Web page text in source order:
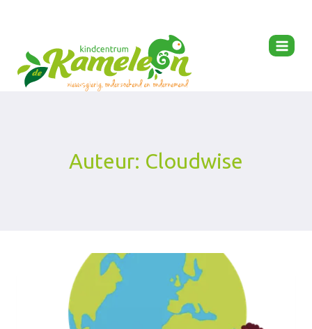
inhoud
Auteur: Cloudwise